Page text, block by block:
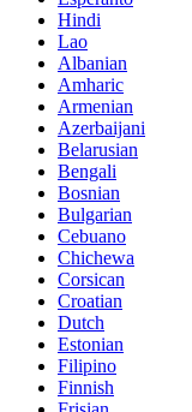
Hindi
Lao
Albanian
Amharic
Armenian
Azerbaijani
Belarusian
Bengali
Bosnian
Bulgarian
Cebuano
Chichewa
Corsican
Croatian
Dutch
Estonian
Filipino
Finnish